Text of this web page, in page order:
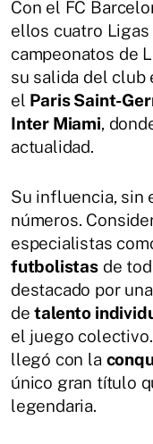
Con el FC
ellos cuatro Ligas
campeonatos de
su salida del club
el Paris Saint-
Inter Miami,
actualidad.
Su influencia, sin
números.
especialistas
futbolistasde
destacado por
detalento
el juego
llegó con la
único gran título
legendaria.